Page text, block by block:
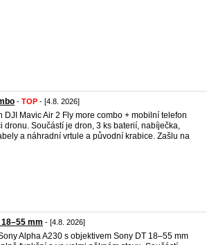
- TOP - [4.8. 2026]
DJI Mavic Air 2 Fly more combo + mobilní telefon
dronu. Součástí je dron, 3 ks baterií, nabíječka,
a náhradní vrtule a původní krabice. Zašlu na
mm - [4.8. 2026]
Alpha A230 s objektivem Sony DT 18–55 mm